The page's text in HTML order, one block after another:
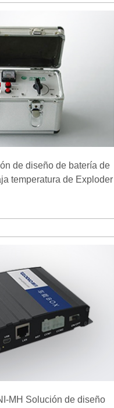
de diseño de batería de
temperatura de Exploder
MH Solución de diseño